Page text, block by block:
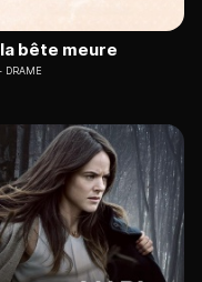
bête meure
DRAME